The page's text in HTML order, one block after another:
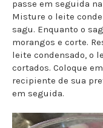
passe em seguida
Misture o leite
sagu. Enquanto o
morangos e corte.
leite condensado, o
cortados. Coloque
recipiente de sua
em seguida.